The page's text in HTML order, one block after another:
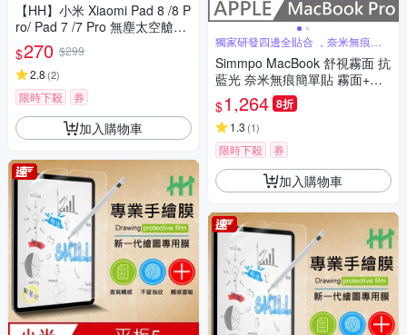
【HH】小米 Xiaomi Pad 8 /8 P
ro/ Pad 7 /7 Pro 無塵太空艙貼
膜
$270 $299
2.8 (2)
限時下殺 券
加入購物車
獨家研發四邊全貼合 ，奈米無痕吸
附技術
Simmpo MacBook 舒視霧面 抗
藍光 奈米無痕簡單貼 霧面+抗
藍光 適用 MacBook Pro 16.2
吋
$1,264 8折
1.3 (1)
限時下殺 券
加入購物車